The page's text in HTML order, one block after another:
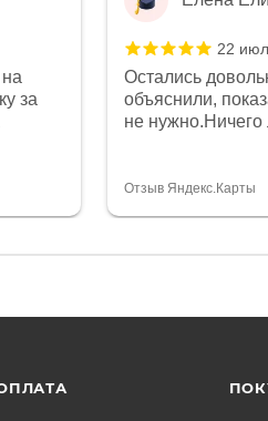
за
22
Остались
объяснили,
не
огромное
Отзыв Яндекс.Карты